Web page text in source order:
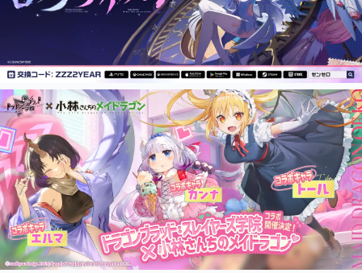
ピックアップ
電ファミのいま読まれている記事ランキング
アプリセール情報
インタビュー
連載・特集一覧